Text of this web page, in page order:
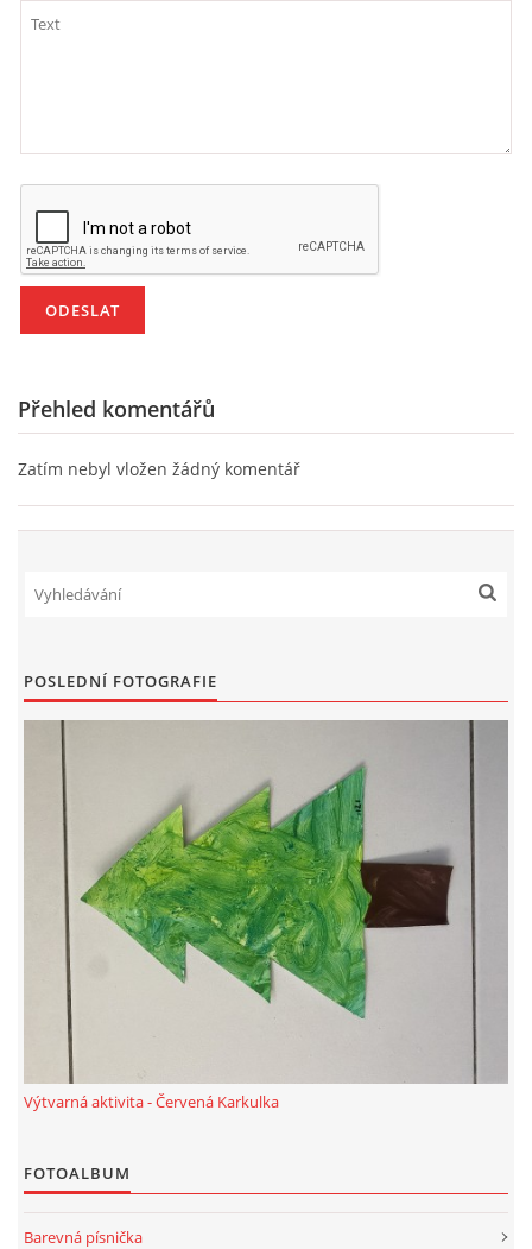
SVATÝ MARTIN
SVATÁ KATEŘINA 25.LISTOPADU
MIKULÁŠ, ČERTI
MASOPUST
KREATIVNÍ OVOCNÉ A ZELENINOVÉ MLSÁNÍ
RECENZE NA KNIHY
RECENZE NA HRAČKY
MIKULÁŠSKÁ NADÍLKA
VÁNOČNÍ TVOŘENÍ
UČTE DĚTI PROŽITKEM
SENZORY PLAY
Přehled komentářů
Zatím nebyl vložen žádný komentář
POSLEDNÍ FOTOGRAFIE
Výtvarná aktivita - Červená Karkulka
FOTOALBUM
Barevná písnička